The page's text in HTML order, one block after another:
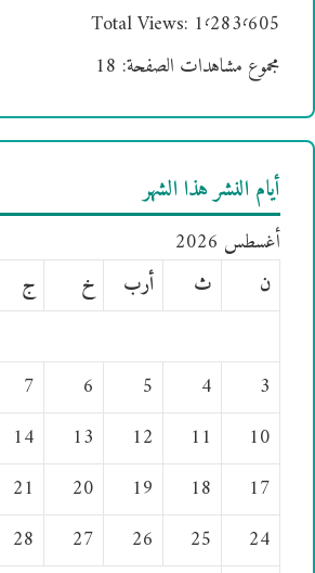
Total Views: 1٬283٬605
مجموع مشاهدات الصفحة: 18
أيام النشر هذا الشهر
أغسطس 2026
ن
ث أرب خ ج
3
4
5
6
7
10
11
12
13
14
17
18
19
20
21
24
25
26
27
28